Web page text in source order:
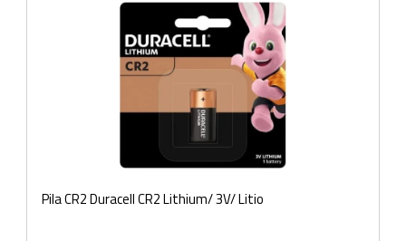
Pila CR2 Duracell CR2 Lithium/ 3V/ Litio